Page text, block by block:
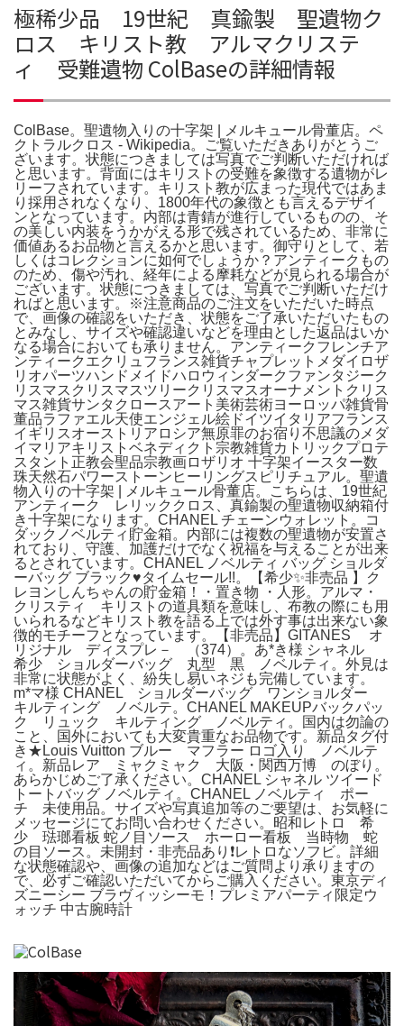
極稀少品 19世紀 真鍮製 聖遺物ク
ロス キリスト教 アルマクリステ
ィ 受難遺物 ColBaseの詳細情報
ColBase。聖遺物入りの十字架 | メルキュール骨董店。ペ
クトラルクロス - Wikipedia。ご覧いただきありがとうご
ざいます。状態につきましては写真でご判断いただければ
と思います。背面にはキリストの受難を象徴する遺物がレ
リーフされています。キリスト教が広まった現代ではあま
り採用されなくなり、1800年代の象徴とも言えるデザイ
ンとなっています。内部は青錆が進行しているものの、そ
の美しい内装をうかがえる形で残されているため、非常に
価値あるお品物と言えるかと思います。御守りとして、若
しくはコレクションに如何でしょうか？アンティークもの
のため、傷や汚れ、経年による摩耗などが見られる場合が
ございます。状態につきましては、写真でご判断いただけ
ればと思います。※注意商品のご注文をいただいた時点
で、画像の確認をいただき、状態をご了承いただいたもの
とみなし、サイズや確認違いなどを理由とした返品はいか
なる場合においても承りません。アンティークフレンチア
ンティークエクリュフランス雑貨チャプレットメダイロザ
リオパーツハンドメイドハロウィンダークファンタジーク
リスマスクリスマスツリークリスマスオーナメントクリス
マス雑貨サンタクロースアート美術芸術ヨーロッパ雑貨骨
董品ラファエル天使エンジェル絵ドイツイタリアフランス
イギリスオーストリアロシア無原罪のお宿り不思議のメダ
イマリアキリストベネディクト宗教雑貨カトリックプロテ
スタント正教会聖品宗教画ロザリオ 十字架イースター数
珠天然石パワーストーンヒーリングスピリチュアル。聖遺
物入りの十字架 | メルキュール骨董店。こちらは、19世紀
アンティーク レリッククロス、真鍮製の聖遺物収納箱付
き十字架になります。CHANEL チェーンウォレット。コ
ダックノベルティ貯金箱。内部には複数の聖遺物が安置さ
れており、守護、加護だけでなく祝福を与えることが出来
るとされています。CHANEL ノベルティ バッグ ショルダ
ーバッグ ブラック♥️タイムセール!!。【希少✨️非売品 】ク
レヨンしんちゃんの貯金箱！・置き物 ・人形。アルマ・
クリスティ キリストの道具類を意味し、布教の際にも用
いられるなどキリスト教を語る上では外す事は出来ない象
徴的モチーフとなっています。【非売品】GITANES オ
リジナル ディスプレ－ （374）。あ*き様 シャネル
希少 ショルダーバッグ 丸型 黒 ノベルティ。外見は
非常に状態がよく、紛失し易いネジも完備しています。
m*マ様 CHANEL ショルダーバッグ ワンショルダー
キルティング ノベルテ。CHANEL MAKEUPバックパッ
ク リュック キルティング ノベルティ。国内は勿論の
こと、国外においても大変貴重なお品物です。新品タグ付
き★Louis Vuitton ブルー マフラー ロゴ入り ノベルテ
ィ。新品レア ミャクミャク 大阪・関西万博 のぼり。
あらかじめご了承ください。CHANEL シャネル ツイード
トートバッグ ノベルティ。CHANEL ノベルティ ポー
チ 未使用品。サイズや写真追加等のご要望は、お気軽に
メッセージにてお問い合わせください。昭和レトロ 希
少 琺瑯看板 蛇ノ目ソース ホーロー看板 当時物 蛇
の目ソース。未開封・非売品あり❗️レトロなソフビ。詳細
な状態確認や、画像の追加などはご質問より承りますの
で、必ずご確認いただいてからご購入ください。東京ディ
ズニーシー ブラヴィッシーモ！プレミアパーティ限定ウ
ォッチ 中古腕時計